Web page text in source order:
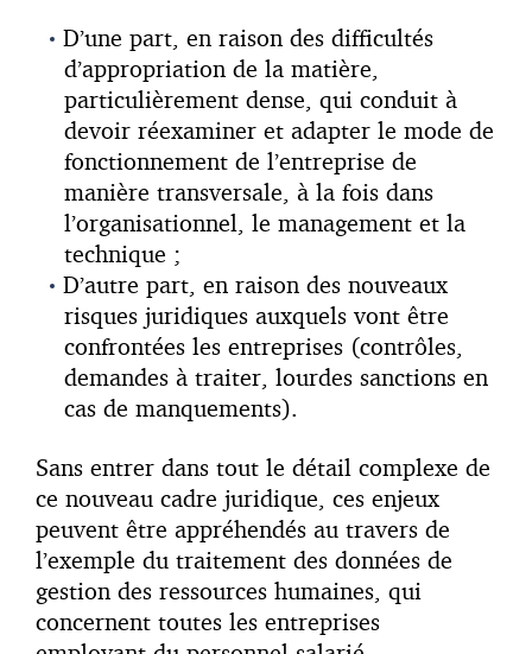
D’une part, en raison des difficultés
d’appropriation de la matière,
particulièrement dense, qui conduit à
devoir réexaminer et adapter le mode de
fonctionnement de l’entreprise de
manière transversale, à la fois dans
l’organisationnel, le management et la
technique ;
D’autre part, en raison des nouveaux
risques juridiques auxquels vont être
confrontées les entreprises (contrôles,
demandes à traiter, lourdes sanctions en
cas de manquements).
Sans entrer dans tout le détail complexe de
ce nouveau cadre juridique, ces enjeux
peuvent être appréhendés au travers de
l’exemple du traitement des données de
gestion des ressources humaines, qui
concernent toutes les entreprises